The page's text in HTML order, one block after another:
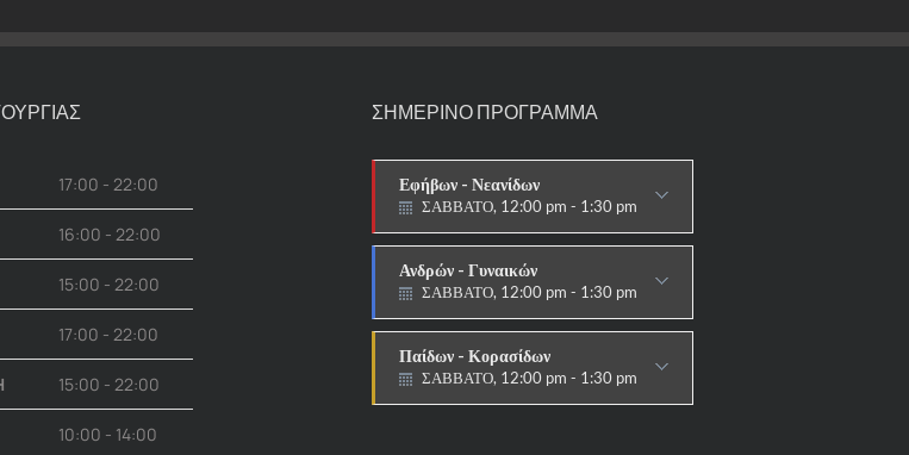
17:00 - 22:00
16:00 - 22:00
15:00 - 22:00
17:00 - 22:00
15:00 - 22:00
10:00 - 14:00
ΣΗΜΕΡΙΝΟ ΠΡΟΓΡΑΜΜΑ
Εφήβων - Νεανίδων
ΣΑΒΒΑΤΟ, 12:00 pm - 1:30 pm
Ανδρών - Γυναικών
ΣΑΒΒΑΤΟ, 12:00 pm - 1:30 pm
Παίδων - Κορασίδων
ΣΑΒΒΑΤΟ, 12:00 pm - 1:30 pm